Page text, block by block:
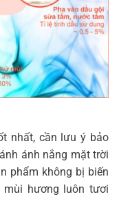
nhất, cần lưu ý bảo
ánh nắng mặt trời
phẩm không bị biến
hương luôn tươi